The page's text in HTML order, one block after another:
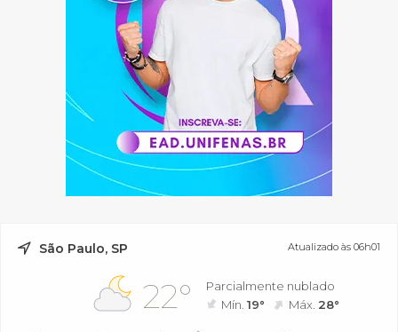
São Paulo, SP Atualizado às 06h01
22°
Parcialmente nublado
Mín.19° Máx. 28°